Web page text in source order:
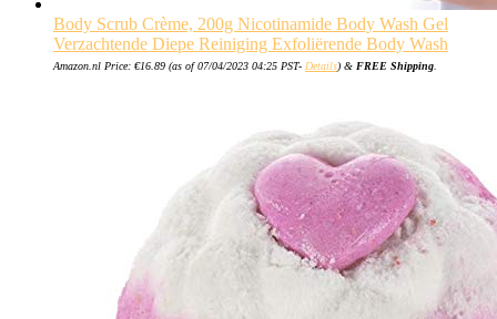
Body Scrub Crème, 200g Nicotinamide Body Wash Gel
Verzachtende Diepe Reiniging Exfoliërende Body Wash
Amazon.nl Price: €16.89 (as of 07/04/2023 04:25 PST- Details) & FREE Shipping